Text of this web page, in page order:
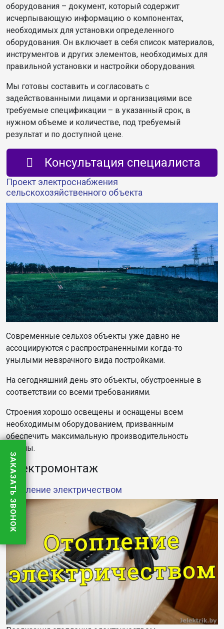
оборудования – документ, который содержит
исчерпывающую информацию о компонентах,
необходимых для установки определенного
оборудования. Он включает в себя список материалов,
инструментов и других элементов, необходимых для
правильной установки и настройки оборудования.
Мы готовы составить и согласовать с
задействованными лицами и организациями все
требуемые спецификации – в указанный срок, в
нужном объеме и количестве, под требуемый
результат и по доступной цене.
Консультация специалиста
Проект электроснабжения
сельскохозяйственного объекта
Современные сельхоз объекты уже давно не
ассоциируются с распространенными когда-то
унылыми невзрачного вида постройками.
На сегодняшний день это объекты, обустроенные в
соответствии со всеми требованиями.
Строения хорошо освещены и оснащены всем
необходимым оборудованием, призванным
обеспечить максимальную производительность
фермы.
Электромонтаж
Отопление электричеством
ЗАКАЗАТЬ ЗВОНОК